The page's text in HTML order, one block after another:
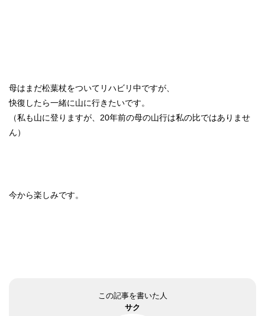
母はまだ松葉杖をついてリハビリ中ですが、
快復したら一緒に山に行きたいです。
（私も山に登りますが、20年前の母の山行は私の比ではありませ
ん）
今から楽しみです。
この記事を書いた人
サク